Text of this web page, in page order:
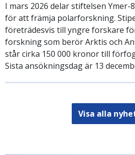
I mars 2026 delar stiftelsen
för att främja polarforskning.
företrädesvis till yngre forskare
forskning som berör Arktis och
står cirka 150 000 kronor till
Sista ansökningsdag är 13
Visa alla